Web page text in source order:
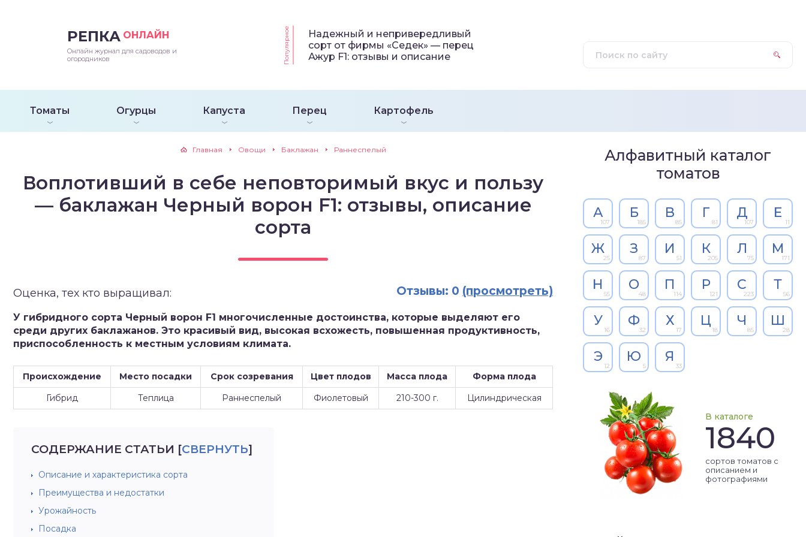
РЕПКА ОНЛАЙН
Онлайн журнал для садоводов и
огородников
Популярное
Надежный и непривередливый
сорт от фирмы «Седек» — перец
Ажур F1: отзывы и описание
Томаты Огурцы Капуста Перец Картофель
Главная Овощи Баклажан Раннеспелый
Воплотивший в себе неповторимый вкус и пользу
— баклажан Черный ворон F1: отзывы, описание
сорта
Оценка, тех кто выращивал: Отзывы: 0 (просмотреть)
У гибридного сорта Черный ворон F1 многочисленные достоинства, которые выделяют его
среди других баклажанов. Это красивый вид, высокая всхожесть, повышенная продуктивность,
приспособленность к местным условиям климата.
Происхождение Место посадки Срок созревания Цвет плодов Масса плода
Форма плода
Гибрид
Теплица Раннеспелый Фиолетовый 210-300 г. Цилиндрическая
СОДЕРЖАНИЕ СТАТЬИ [СВЕРНУТЬ]
Описание и характеристика сорта
Преимущества и недостатки
Урожайность
Посадка
Алфавитный каталог
томатов
А
107
Б
185
В
85
Г
81
Д
107
Е
11
Ж
25
З
87
И
51
К
205
Л
75
М
171
Н
55
О
48
П
114
Р
121
С
223
Т
56
У
16
Ф
32
Х
17
Ц
18
Ч
85
Ш
28
Э
12
Ю
5
Я
33
В каталоге
1840
сортов томатов с
описанием и
фотографиями
и подкормки